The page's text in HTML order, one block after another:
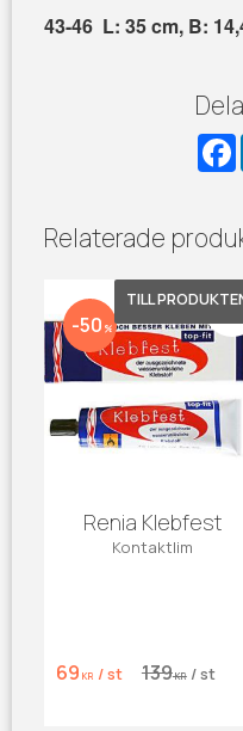
43-46 L: 35 cm, B:
F
a
Relaterade
Renia Klebfest
Kontaktlim
69 KR /st 139KR /st
50 %